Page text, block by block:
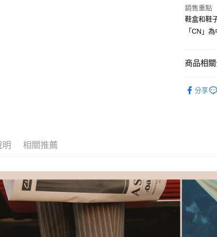
台新國
台灣樂
１．簡單
２．便利
３．安心
２．訂單
※ 請注意
交易，需
求債權轉
２．關於
https://
３．未成
「
任。
４．使用
運送方式
付款後全
付款後萊
付款後7-
每筆
銷售重點
鞋盒和鞋
「CN」
商品相
分享
明 相關推薦